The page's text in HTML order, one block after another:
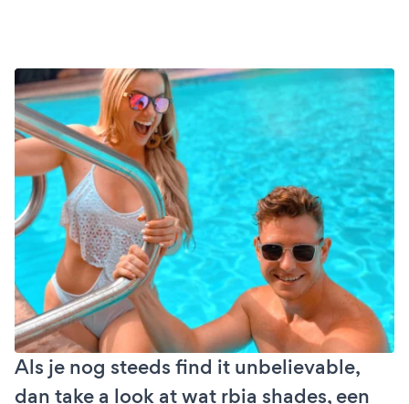
Als je nog steeds find it unbelievable,
dan take a look at wat rbia shades, een